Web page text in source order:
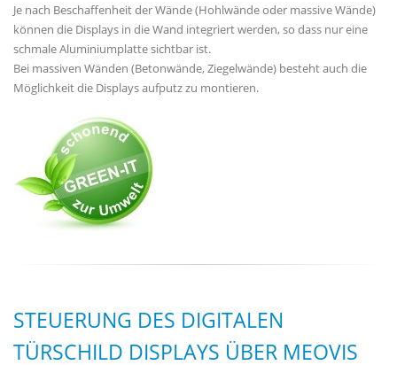
Je nach Beschaffenheit der Wände (Hohlwände oder massive Wände)
können die Displays in die Wand integriert werden, so dass nur eine
schmale Aluminiumplatte sichtbar ist.
Bei massiven Wänden (Betonwände, Ziegelwände) besteht auch die
Möglichkeit die Displays aufputz zu montieren.
STEUERUNG DES DIGITALEN
TÜRSCHILD DISPLAYS ÜBER MEOVIS